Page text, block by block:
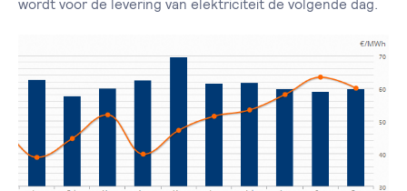
wordt voor de levering van elektriciteit de volgende dag.